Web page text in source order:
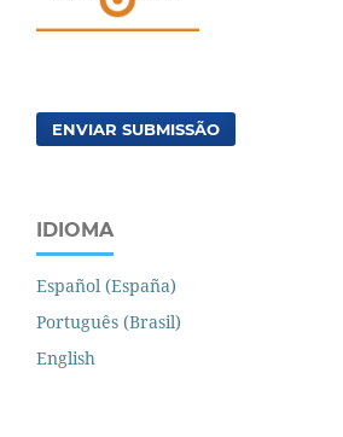
ENVIAR SUBMISSÃO
IDIOMA
Español (España)
Português (Brasil)
English